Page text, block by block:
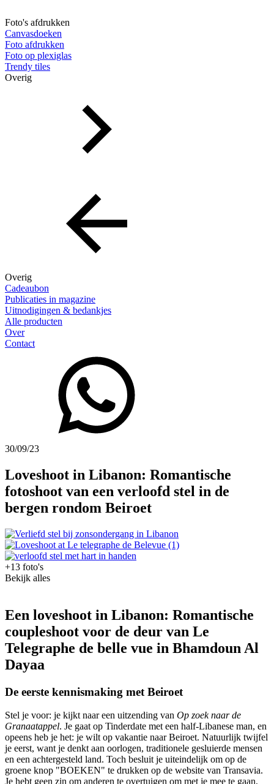
Foto's afdrukken
Canvasdoeken
Foto afdrukken
Foto op plexiglas
Trendy tiles
Overig
Overig
Cadeaubon
Publicaties in magazine
Uitnodigingen & bedankjes
Alle producten
Over
Contact
30/09/23
Loveshoot in Libanon: Romantische
fotoshoot van een verloofd stel in de
bergen rondom Beiroet
+13 foto's
Bekijk alles
Een loveshoot in Libanon: Romantische
coupleshoot voor de deur van Le
Telegraphe de belle vue in Bhamdoun Al
Dayaa
De eerste kennismaking met Beiroet
Stel je voor: je kijkt naar een uitzending van Op zoek naar de
Granaatappel. Je gaat op Tinderdate met een half-Libanese man, en
opeens heb je het: je wilt op vakantie naar Beiroet. Natuurlijk twijfel
je eerst, want je denkt aan oorlogen, traditionele gesluierde mensen
en een achtergesteld land. Toch besluit je uiteindelijk om op de
groene knop "BOEKEN" te drukken op de website van Transavia.
Je hebt geen zin om anderen te overtuigen om met je mee te gaan,